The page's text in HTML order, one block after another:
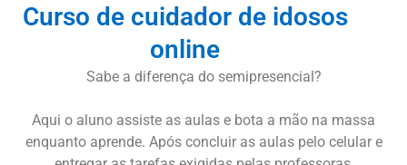
Curso de cuidador de idosos
online
Sabe a diferença do semipresencial?
Aqui o aluno assiste as aulas e bota a mão na massa
enquanto aprende. Após concluir as aulas pelo celular e